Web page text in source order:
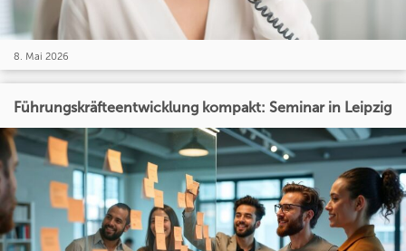
8. Mai 2026
Führungskräfteentwicklung kompakt: Seminar in Leipzig